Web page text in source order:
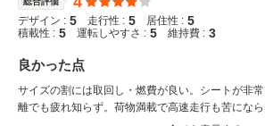
デザイン : 5 走行性 : 5 居住性 : 5
積載性 : 5 運転しやすさ : 5 維持費 : 3
良かった点
サイズの割には取回し・燃費が良い。シートが非
離でも疲れ知らず。荷物満載で高速走行も苦になら